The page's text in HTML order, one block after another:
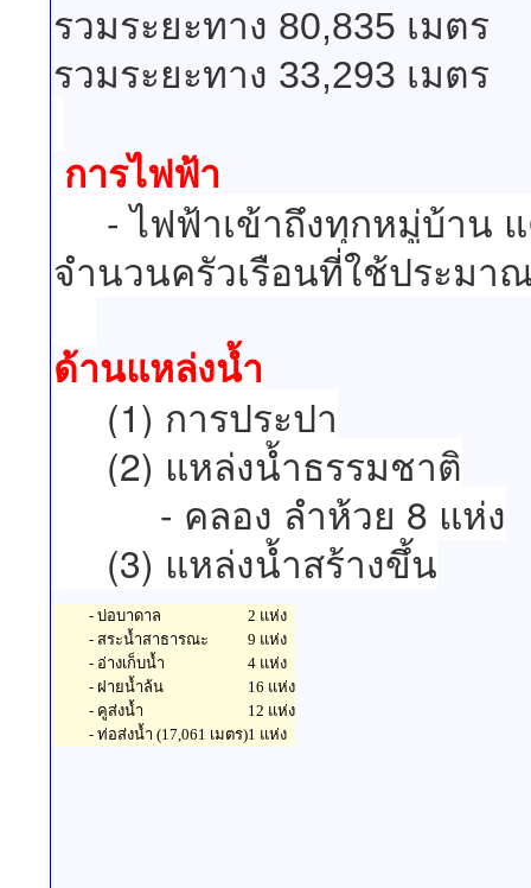
รวมระยะทาง 80,835 เมตร
รวมระยะทาง 33,293 เมตร
การไฟฟ้า
- ไฟฟ้าเข้าถึงทุกหมู่บ้าน แ
จำนวนครัวเรือนที่ใช้ประมา
ด้านแหล่งน้ำ
(1) การประปา
(2) แหล่งน้ำธรรมชาติ
- คลอง ลำห้วย 8 แห่ง
(3) แหล่งน้ำสร้างขึ้น
- บ่อบาดาล
- สระน้ำสาธารณะ
- อ่างเก็บน้ำ
- ฝายน้ำล้น
- คูส่งน้ำ
- ท่อส่งน้ำ (17,061 เมตร)
2 แห่ง
9 แห่ง
4 แห่ง
16 แห่ง
12 แห่ง
1 แห่ง